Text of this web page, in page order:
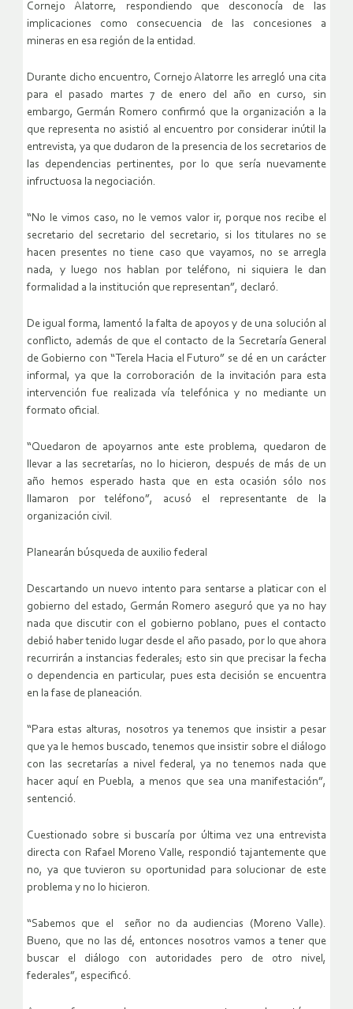
Cornejo Alatorre, respondiendo que desconocía de las
implicaciones como consecuencia de las concesiones a
mineras en esa región de la entidad.
Durante dicho encuentro, Cornejo Alatorre les arregló una cita
para el pasado martes 7 de enero del año en curso, sin
embargo, Germán Romero confirmó que la organización a la
que representa no asistió al encuentro por considerar inútil la
entrevista, ya que dudaron de la presencia de los secretarios de
las dependencias pertinentes, por lo que sería nuevamente
infructuosa la negociación.
“No le vimos caso, no le vemos valor ir, porque nos recibe el
secretario del secretario del secretario, si los titulares no se
hacen presentes no tiene caso que vayamos, no se arregla
nada, y luego nos hablan por teléfono, ni siquiera le dan
formalidad a la institución que representan”, declaró.
De igual forma, lamentó la falta de apoyos y de una solución al
conflicto, además de que el contacto de la Secretaría General
de Gobierno con “Terela Hacia el Futuro” se dé en un carácter
informal, ya que la corroboración de la invitación para esta
intervención fue realizada vía telefónica y no mediante un
formato oficial.
“Quedaron de apoyarnos ante este problema, quedaron de
llevar a las secretarías, no lo hicieron, después de más de un
año hemos esperado hasta que en esta ocasión sólo nos
llamaron por teléfono”, acusó el representante de la
organización civil.
Planearán búsqueda de auxilio federal
Descartando un nuevo intento para sentarse a platicar con el
gobierno del estado, Germán Romero aseguró que ya no hay
nada que discutir con el gobierno poblano, pues el contacto
debió haber tenido lugar desde el año pasado, por lo que ahora
recurrirán a instancias federales; esto sin que precisar la fecha
o dependencia en particular, pues esta decisión se encuentra
en la fase de planeación.
“Para estas alturas, nosotros ya tenemos que insistir a pesar
que ya le hemos buscado, tenemos que insistir sobre el diálogo
con las secretarías a nivel federal, ya no tenemos nada que
hacer aquí en Puebla, a menos que sea una manifestación”,
sentenció.
Cuestionado sobre si buscaría por última vez una entrevista
directa con Rafael Moreno Valle, respondió tajantemente que
no, ya que tuvieron su oportunidad para solucionar de este
problema y no lo hicieron.
“Sabemos que el señor no da audiencias (Moreno Valle).
Bueno, que no las dé, entonces nosotros vamos a tener que
buscar el diálogo con autoridades pero de otro nivel,
federales”, especificó.